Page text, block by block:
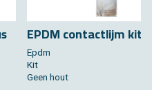
EPDM con­tact­lijm kit
Epdm
Kit
Geen hout